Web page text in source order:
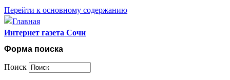
Перейти к основному содержанию
Интернет газета Сочи
Форма поиска
Поиск